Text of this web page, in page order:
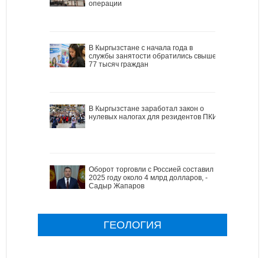
операции
В Кыргызстане с начала года в
службы занятости обратились свыше
77 тысяч граждан
В Кыргызстане заработал закон о
нулевых налогах для резидентов ПКИ
Оборот торговли с Россией составил в
2025 году около 4 млрд долларов, -
Садыр Жапаров
ГЕОЛОГИЯ